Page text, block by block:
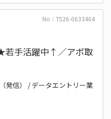
No：TS26-0633404
若手活躍中↑／アポ取
発信） / データエントリー業